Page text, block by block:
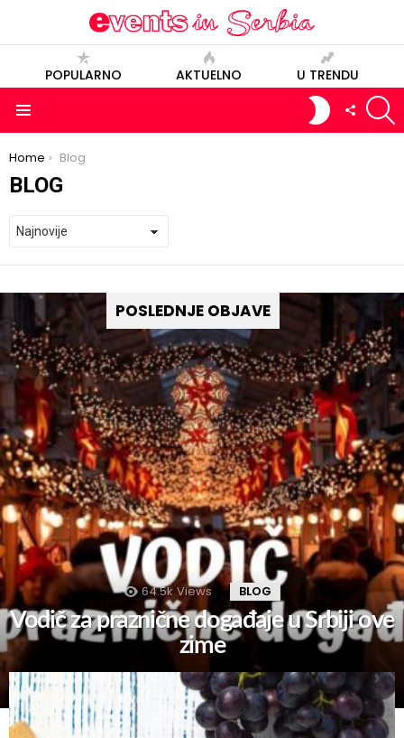
POPULARNO AKTUELNO U TRENDU
SWITCH
SKIN
FOLLOW
US
You are here:
Home Blog
BLOG
POSLEDNJE OBJAVE
64.5k Views BLOG
Vodič za praznične događaje u Srbiji ove
zime